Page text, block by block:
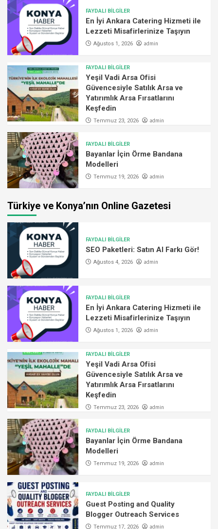
FAYDALI BİLGİLER
En İyi Ankara Catering Hizmeti ile
Lezzeti Misafirlerinize Taşıyın
Ağustos 1, 2026 admin
FAYDALI BİLGİLER
Yeşil Vadi Arsa Ofisi
Güvencesiyle Satılık Arsa ve
Yatırımlık Arsa Fırsatlarını
Keşfedin
Temmuz 23, 2026 admin
FAYDALI BİLGİLER
Bayanlar İçin Örme Bandana
Modelleri
Temmuz 19, 2026 admin
Türkiye ve Konya’nın Online Gazetesi
FAYDALI BİLGİLER
SEO Paketleri: Satın Al Farkı Gör!
Ağustos 4, 2026 admin
FAYDALI BİLGİLER
En İyi Ankara Catering Hizmeti ile
Lezzeti Misafirlerinize Taşıyın
Ağustos 1, 2026 admin
FAYDALI BİLGİLER
Yeşil Vadi Arsa Ofisi
Güvencesiyle Satılık Arsa ve
Yatırımlık Arsa Fırsatlarını
Keşfedin
Temmuz 23, 2026 admin
FAYDALI BİLGİLER
Bayanlar İçin Örme Bandana
Modelleri
Temmuz 19, 2026 admin
FAYDALI BİLGİLER
Guest Posting and Quality
Blogger Outreach Services
Temmuz 17, 2026 admin